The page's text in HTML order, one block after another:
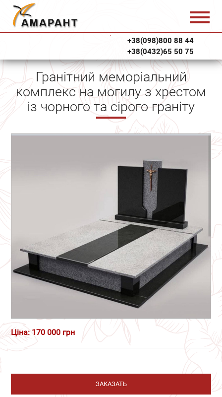
+38(098)800 88 44
+38(0432)65 50 75
Гранітний меморіальний
комплекс на могилу з хрестом
із чорного та сірого граніту
Ціна: 170 000 грн
ЗАКАЗАТЬ